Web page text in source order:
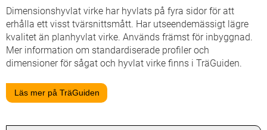
Dimensionshyvlat virke har hyvlats på fyra sidor för att
erhålla ett visst tvärsnittsmått. Har utseendemässigt lägre
kvalitet än planhyvlat virke. Används främst för inbyggnad.
Mer information om standardiserade profiler och
dimensioner för sågat och hyvlat virke finns i TräGuiden.
Läs mer på TräGuiden